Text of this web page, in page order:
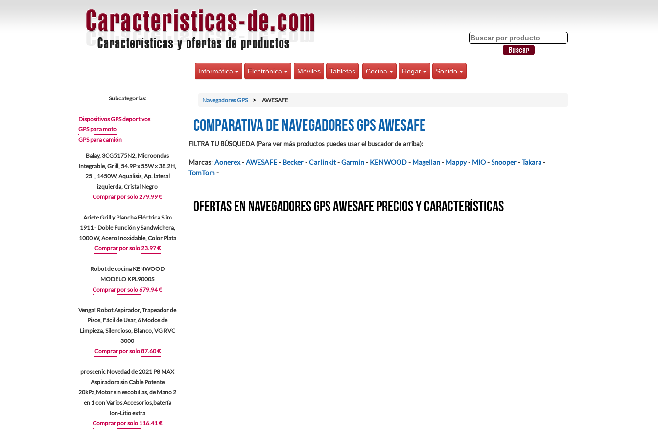
Informática Electrónica Móviles Tabletas Cocina Hogar Sonido
Subcategorías:
Dispositivos GPS deportivos
GPS para moto
GPS para camión
Balay, 3CG5175N2, Microondas
Integrable, Grill, 54.9P x 55W x 38.2H,
25 l, 1450W, Aqualisis, Ap. lateral
izquierda, Cristal Negro
Comprar por solo 279.99 €
Ariete Grill y Plancha Eléctrica Slim
1911 - Doble Función y Sandwichera,
1000 W, Acero Inoxidable, Color Plata
Comprar por solo 23.97 €
Robot de cocina KENWOOD
MODELO KPL9000S
Comprar por solo 679.94 €
Venga! Robot Aspirador, Trapeador de
Pisos, Fácil de Usar, 6 Modos de
Limpieza, Silencioso, Blanco, VG RVC
3000
Comprar por solo 87.60 €
proscenic Novedad de 2021 P8 MAX
Aspiradora sin Cable Potente
20kPa,Motor sin escobillas, de Mano 2
en 1 con Varios Accesorios,batería
Ion-Litio extra
Comprar por solo 116.41 €
Navegadores GPS AWESAFE
Comparativa de Navegadores GPS AWESAFE
FILTRA TU BÚSQUEDA (Para ver más productos puedes usar el buscador de arriba):
Marcas:Aonerex-AWESAFE- Becker-Carlinkit-Garmin- KENWOOD- Magellan- Mappy- MIO-Snooper-Takara-
TomTom-
Ofertas en Navegadores GPS AWESAFE precios y características